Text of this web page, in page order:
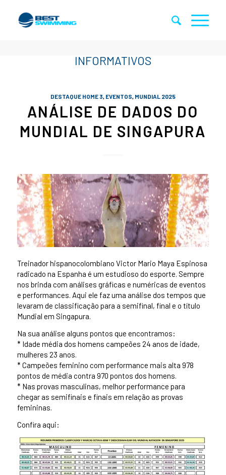
DESTAQUE HOME 3, EVENTOS, MUNDIAL 2025
ANÁLISE DE DADOS DO
MUNDIAL DE SINGAPURA
Treinador hispanocolombiano Victor Mario Maya Espinosa
radicado na Espanha é um estudioso do esporte. Sempre
nos brinda com análises gráficas e numéricas de eventos
e performances. Aqui ele faz uma análise dos tempos que
levaram de classificação para a semifinal, final e o título
Mundial em Singapura.
Na sua análise alguns pontos que encontramos:
* Idade média dos homens campeões 24 anos de idade,
mulheres 23 anos.
* Campeões feminino com performance mais alta 978
pontos de média contra 970 pontos dos homens.
* Nas provas masculinas, melhor performance para
chegar as semifinais e finais em relação as provas
femininas.
Confira aqui: